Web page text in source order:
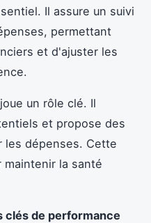
Il assure un suivi
permettant
et d'ajuster les
joue un rôle clé. Il
et propose des
les dépenses. Cette
maintenir la santé
clés de performance